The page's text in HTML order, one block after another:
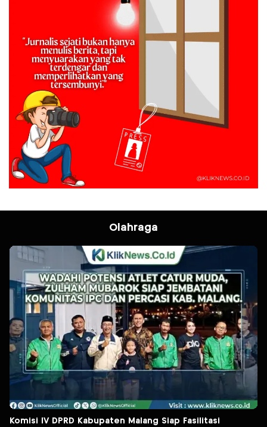
Olahraga
Komisi IV DPRD Kabupaten Malang Siap Fasilitasi